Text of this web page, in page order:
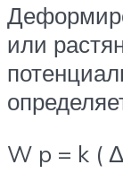
или
W p = k (